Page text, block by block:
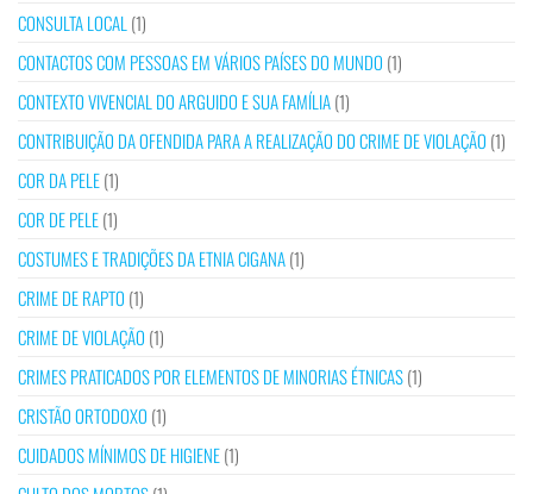
CONSULTA LOCAL (1)
CONTACTOS COM PESSOAS EM VÁRIOS PAÍSES DO MUNDO (1)
CONTEXTO VIVENCIAL DO ARGUIDO E SUA FAMÍLIA(1)
CONTRIBUIÇÃO DA OFENDIDA PARA A REALIZAÇÃO DO CRIME DE VIOLAÇÃO (1)
COR DA PELE(1)
COR DE PELE(1)
COSTUMES E TRADIÇÕES DA ETNIA CIGANA(1)
CRIME DE RAPTO (1)
CRIME DE VIOLAÇÃO (1)
CRIMES PRATICADOS POR ELEMENTOS DE MINORIAS ÉTNICAS(1)
CRISTÃO ORTODOXO (1)
CUIDADOS MÍNIMOS DE HIGIENE(1)